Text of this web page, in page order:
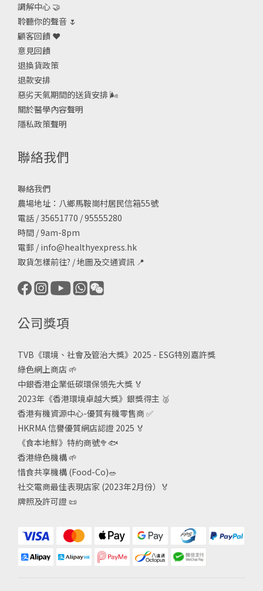
調解中心 🤝
聆聽你的聲音 🌷
顧客回饋 ❤️
意見回饋
退換貨政策
退款安排
惡劣天氣期間的送貨安排🌬
關於醫學內容聲明
隱私政策聲明
聯絡我們
聯絡我們
農場地址：八鄉馬鞍崗村居民信箱55號
電話 / 35651770 / 95555280
時間 / 9am-8pm
電郵 / info@healthyexpress.hk
取貨怎樣前往? /地圖及交通資訊 📍
公司獎項
TVB《環境、社會及管治大獎》2025 - ESG特別嘉許獎
綠色網上商店 🌱
中銀香港企業低碳環保領先大獎 🏅
2023年《香港環境卓越大獎》銀獎得主 🥈
香港有機資源中心-優質有機零售商✅
HKRMA 信譽優質網店認證 2025 🏅
《食本地鮮》特約商號🥦🐟
香港綠色機構 🌱
惜食共享機構 (Food-Co)🥗
社交電商最佳表現店家 (2023年2月份）🏅
牌照及許可證 📜